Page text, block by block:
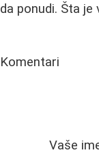
da ponudi. Šta
Komentari
Vaše